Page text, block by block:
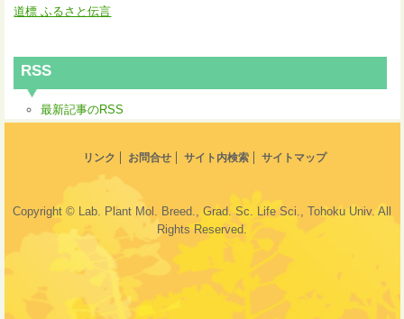
道標 ふるさと伝言
RSS
最新記事のRSS
リンク お問合せ サイト内検索 サイトマップ
Copyright © Lab. Plant Mol. Breed., Grad. Sc. Life Sci., Tohoku Univ. All
Rights Reserved.